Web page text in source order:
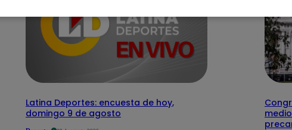
Latina Deportes: encuesta de hoy,
domingo 9 de agosto